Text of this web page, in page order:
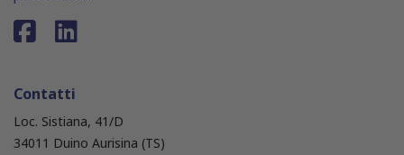
Contatti
Loc. Sistiana, 41/D
34011 Duino Aurisina (TS)